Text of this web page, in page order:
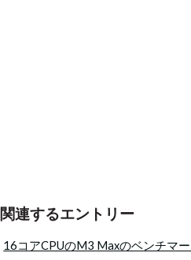
関連するエントリー
16コアCPUのM3 Maxのベンチマ